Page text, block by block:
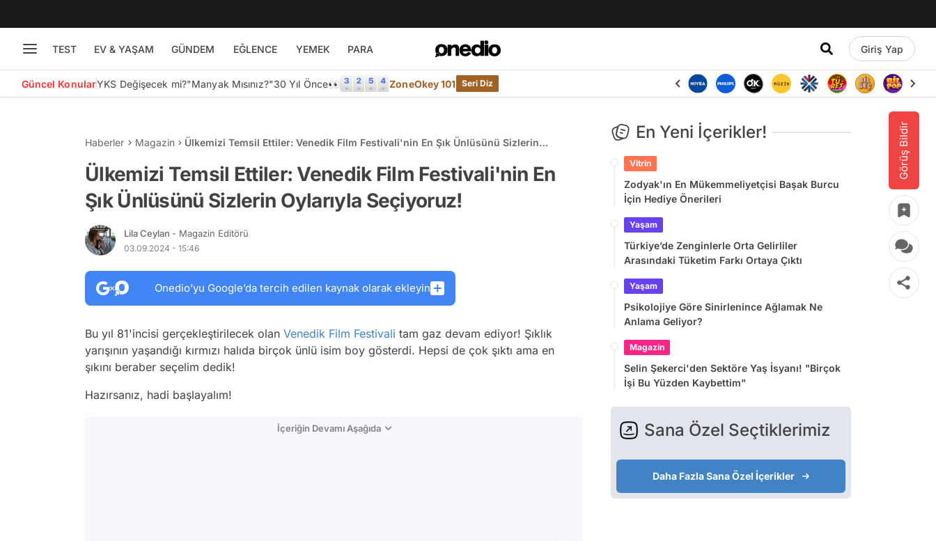
TEST EV & YAŞAM GÜNDEM EĞLENCE YEMEK PARA Giriş Yap
Güncel KonularYKS Değişecek mi?"Manyak Mısınız?"30 Yıl Önce👀 ZoneOkey 101 Seri Diz
Görüş Bildir
Haberler Magazin
Ülkemizi Temsil Ettiler: Venedik Film Festivali'nin En Şık Ünlüsünü Sizlerin
Ülkemizi Temsil Ettiler: Venedik Film Festivali'nin En
Şık Ünlüsünü Sizlerin Oylarıyla Seçiyoruz!
Lila Ceylan - Magazin Editörü
03.09.2024 - 15:46
Onedio’yu Google’da tercih edilen kaynak olarak ekleyin
Bu yıl 81'incisi gerçekleştirilecek olan Venedik Film Festivali tam gaz devam ediyor! Şıklık
yarışının yaşandığı kırmızı halıda birçok ünlü isim boy gösterdi. Hepsi de çok şıktı ama en
şıkını beraber seçelim dedik!
Hazırsanız, hadi başlayalım!
İçeriğin Devamı Aşağıda
En Yeni İçerikler!
Vitrin
Zodyak'ın En Mükemmeliyetçisi Başak Burcu
İçin Hediye Önerileri
Yaşam
Türkiye’de Zenginlerle Orta Gelirliler
Arasındaki Tüketim Farkı Ortaya Çıktı
Yaşam
Psikolojiye Göre Sinirlenince Ağlamak Ne
Anlama Geliyor?
Magazin
Selin Şekerci'den Sektöre Yaş İsyanı! "Birçok
İşi Bu Yüzden Kaybettim"
Sana Özel Seçtiklerimiz
Daha Fazla Sana Özel İçerikler